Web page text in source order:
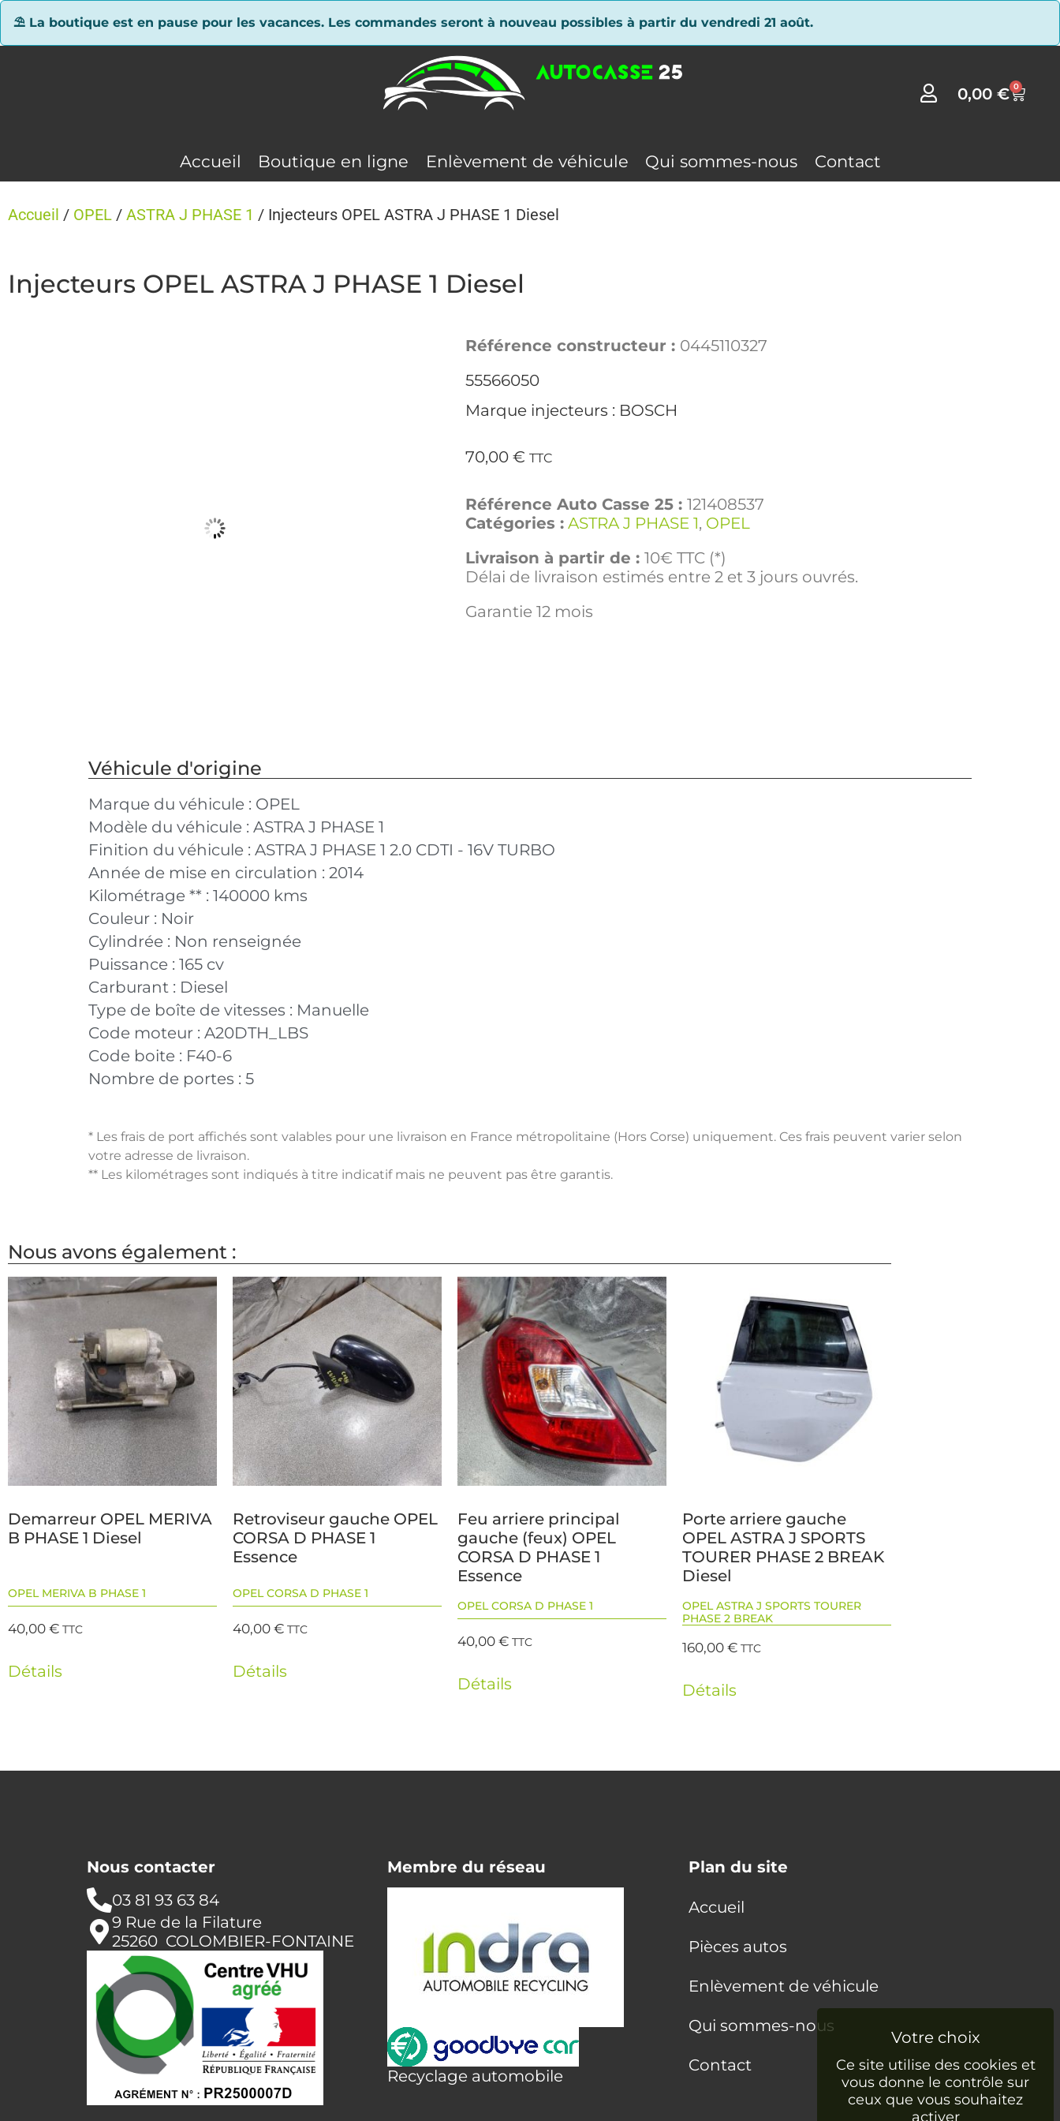
⛱ La boutique est en pause pour les vacances. Les commandes seront à nouveau possibles à partir du vendredi 21 août.
0,00€ 0
Accueil Boutique en ligne Enlèvement de véhicule Qui sommes-nous Contact
Accueil / OPEL / ASTRA J PHASE 1 / Injecteurs OPEL ASTRA J PHASE 1 Diesel
Injecteurs OPEL ASTRA J PHASE 1 Diesel
Référence constructeur : 0445110327
55566050
Marque injecteurs : BOSCH
70,00 € TTC
Référence Auto Casse 25 : 121408537
Catégories : ASTRA J PHASE 1, OPEL
Livraison à partir de : 10€ TTC (*)
Délai de livraison estimés entre 2 et 3 jours ouvrés.
Garantie 12 mois
Véhicule d'origine
Marque du véhicule : OPEL
Modèle du véhicule : ASTRA J PHASE 1
Finition du véhicule : ASTRA J PHASE 1 2.0 CDTI - 16V TURBO
Année de mise en circulation : 2014
Kilométrage ** : 140000 kms
Couleur : Noir
Cylindrée : Non renseignée
Puissance : 165 cv
Carburant : Diesel
Type de boîte de vitesses : Manuelle
Code moteur : A20DTH_LBS
Code boite : F40-6
Nombre de portes : 5
* Les frais de port affichés sont valables pour une livraison en France métropolitaine (Hors Corse) uniquement. Ces frais peuvent varier selon
votre adresse de livraison.
** Les kilométrages sont indiqués à titre indicatif mais ne peuvent pas être garantis.
Nous avons également :
Demarreur OPEL MERIVA
B PHASE 1 Diesel
OPEL MERIVA B PHASE 1
40,00€ TTC
Détails
Retroviseur gauche OPEL
CORSA D PHASE 1
Essence
OPEL CORSA D PHASE 1
40,00€ TTC
Détails
Feu arriere principal
gauche (feux) OPEL
CORSA D PHASE 1
Essence
OPEL CORSA D PHASE 1
40,00€ TTC
Détails
Porte arriere gauche
OPEL ASTRA J SPORTS
TOURER PHASE 2 BREAK
Diesel
OPEL ASTRA J SPORTS TOURER
PHASE 2 BREAK
160,00€ TTC
Détails
Nous contacter
03 81 93 63 84
9 Rue de la Filature
25260 COLOMBIER-FONTAINE
Membre du réseau
Recyclage automobile
Plan du site
Accueil
Pièces autos
Enlèvement de véhicule
Qui sommes-nous
Contact
Panneau de gestion des cookies
Ce site utilise des cookies et
vous donne le contrôle sur
ceux que vous souhaitez
activer